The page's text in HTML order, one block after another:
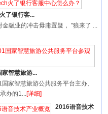
了银行客...
金融业的冲击毋庸置疑， "狼来了 ...
智慧旅游...
家智慧旅游公共服务平台主办、
办的1...[详细]
2016语音技术